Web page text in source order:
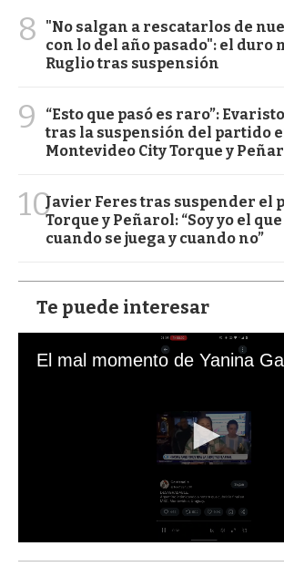
8
"No salgan a rescatarlos de
con lo del año pasado": el duro
Ruglio tras suspensión
9
“Esto que pasó es raro”:
tras la suspensión del partido
Montevideo City Torque y
10Javier Feres tras suspender el
Torque y Peñarol: “Soy yo el
cuando se juega y cuando no”
Te puede interesar
s